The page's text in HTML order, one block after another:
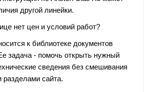
другой линейки.
нет цен и условий работ?
к библиотеке документов
задача - помочь открыть нужный
сведения без смешивания
разделами сайта.